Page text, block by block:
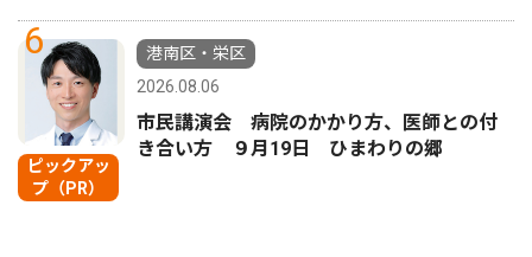
6
ピックアッ
プ（PR）
港南区・栄区
2026.08.06
市民講演会 病院のかかり方、医師との付
き合い方 ９月19日 ひまわりの郷